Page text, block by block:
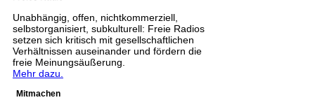
Unabhängig, offen, nichtkommerziell,
selbstorganisiert, subkulturell: Freie Radios
setzen sich kritisch mit gesellschaftlichen
Verhältnissen auseinander und fördern die
freie Meinungsäußerung.
Mehr dazu.
Mitmachen